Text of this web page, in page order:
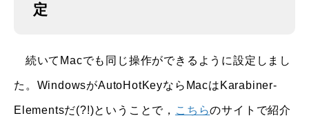
定
続いてMacでも同じ操作ができるように設定しまし
た。WindowsがAutoHotKeyならMacはKarabiner-
Elementsだ(?!)ということで， こちらのサイトで紹介